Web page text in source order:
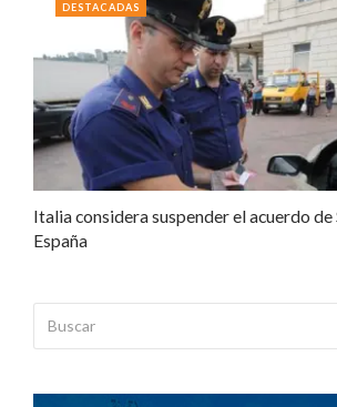
Italia considera suspender el acuerdo de
España
DESTACADAS